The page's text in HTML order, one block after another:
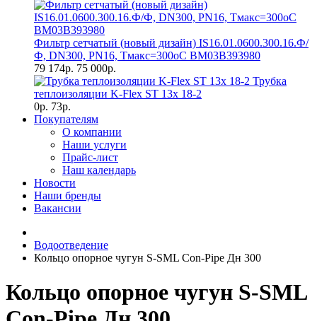
Фильтр сетчатый (новый дизайн) IS16.01.0600.300.16.Ф/
Ф, DN300, РN16, Тмакс=300оС BM03B393980
79 174р. 75 000р.
Трубка
теплоизоляции K-Flex ST 13х 18-2
0р. 73р.
Покупателям
О компании
Наши услуги
Прайс-лист
Наш календарь
Новости
Наши бренды
Вакансии
Водоотведение
Кольцо опорное чугун S-SML Con-Pipe Дн 300
Кольцо опорное чугун S-SML